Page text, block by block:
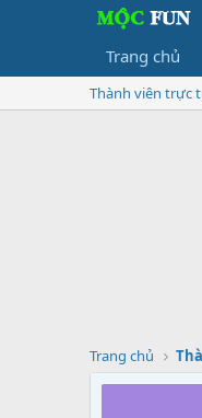
Trang chủ
Thành viên trực
Trang chủ